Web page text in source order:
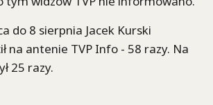
do 8 sierpnia Jacek Kurski
na antenie TVP Info - 58 razy. Na
25 razy.